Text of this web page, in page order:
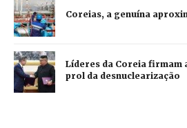
Coreias, a genuína
Líderes da Coreia firmam
prol da desnuclearização